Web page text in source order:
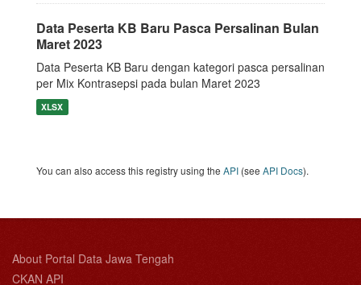
Data Peserta KB Baru Pasca Persalinan Bulan
Maret 2023
Data Peserta KB Baru dengan kategori pasca persalinan
per Mix Kontrasepsi pada bulan Maret 2023
XLSX
You can also access this registry using the API (see API Docs).
About Portal Data Jawa Tengah
CKAN API